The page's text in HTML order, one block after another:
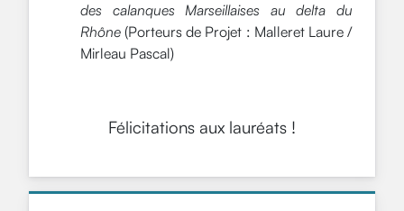
des calanques Marseillaises au delta du
Rhône(Porteurs de Projet : Malleret Laure /
Mirleau Pascal)
Félicitations aux lauréats !